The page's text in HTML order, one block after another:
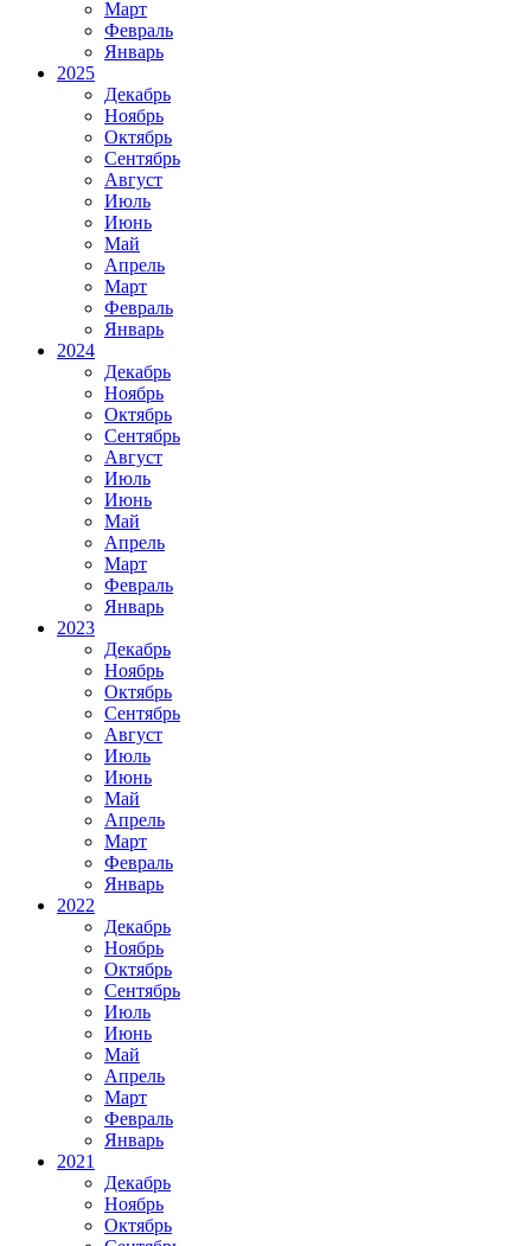
Март
Февраль
Январь
2025
Декабрь
Ноябрь
Октябрь
Сентябрь
Август
Июль
Июнь
Май
Апрель
Март
Февраль
Январь
2024
Декабрь
Ноябрь
Октябрь
Сентябрь
Август
Июль
Июнь
Май
Апрель
Март
Февраль
Январь
2023
Декабрь
Ноябрь
Октябрь
Сентябрь
Август
Июль
Июнь
Май
Апрель
Март
Февраль
Январь
2022
Декабрь
Ноябрь
Октябрь
Сентябрь
Июль
Июнь
Май
Апрель
Март
Февраль
Январь
2021
Декабрь
Ноябрь
Октябрь